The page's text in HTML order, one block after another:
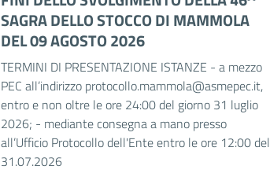
SAGRA DELLO STOCCO DI MAMMOLA
DEL 09 AGOSTO 2026
TERMINI DI PRESENTAZIONE ISTANZE - a mezzo
PEC all’indirizzo protocollo.mammola@asmepec.it,
entro e non oltre le ore 24:00 del giorno 31 luglio
2026; - mediante consegna a mano presso
all’Ufficio Protocollo dell'Ente entro le ore 12:00 del
31.07.2026